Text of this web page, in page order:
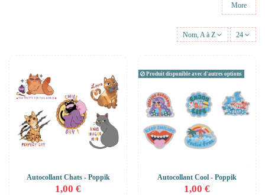
More
Nom, A à Z 24
Autocollant Chats - Poppik
1,00 €
Produit disponible avec d'autres options
Autocollant Cool - Poppik
1,00 €